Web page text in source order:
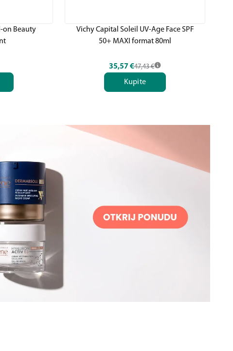
on Beauty
Vichy Capital Soleil UV-Age Face SPF
50+ MAXI format 80ml
35,57 €47,43 €
Kupite